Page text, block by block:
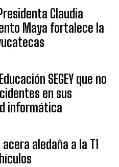
Claudia
Maya fortalece la
SEGEY que no
en sus
informática
aledaña a la T1